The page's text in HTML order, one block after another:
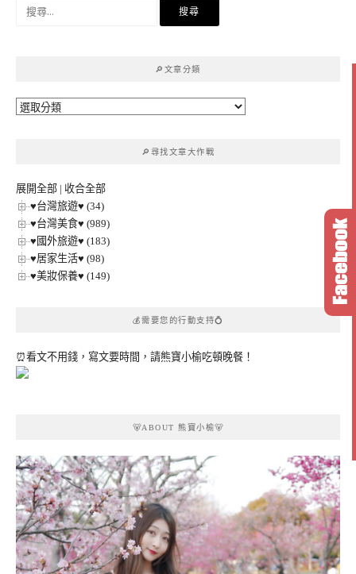
🔎文章分類
🔎
🔎尋找文章大作戰
展開全部 | 收合全部
♥台灣旅遊♥ (34)
♥台灣美食♥ (989)
♥國外旅遊♥ (183)
♥居家生活♥ (98)
♥美妝保養♥ (149)
💰需要您的行動支持💍
⏰看文不用錢，寫文要時間，請熊寶小榆吃頓晚餐！
🐻ABOUT 熊寶小榆🐻